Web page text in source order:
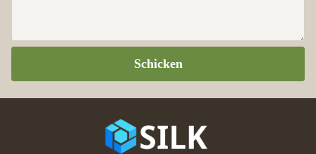
Schicken